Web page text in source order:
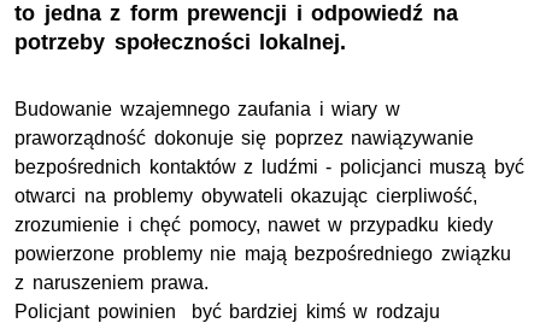
to jedna z form prewencji i odpowiedź na
potrzeby społeczności lokalnej.
Budowanie wzajemnego zaufania i wiary w
praworządność dokonuje się poprzez nawiązywanie
bezpośrednich kontaktów z ludźmi - policjanci muszą być
otwarci na problemy obywateli okazując cierpliwość,
zrozumienie i chęć pomocy, nawet w przypadku kiedy
powierzone problemy nie mają bezpośredniego związku
z naruszeniem prawa.
Policjant powinien być bardziej kimś w rodzaju